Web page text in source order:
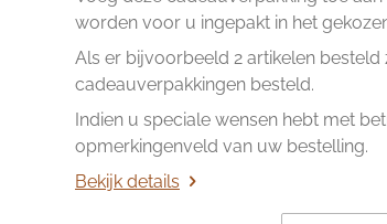
worden voor u ingepakt in het
Als er bijvoorbeeld 2 artikelen
cadeauverpakkingen besteld.
Indien u speciale wensen hebt met
opmerkingenveld van uw bestelling.
Bekijk details